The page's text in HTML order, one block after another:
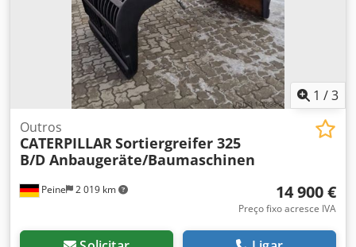
1 /3
Peine 2 019 km
Outros
CATERPILLAR Sortiergreifer 325
B/D Anbaugeräte/Baumaschinen
14 900 €
Preço fixo acresce IVA